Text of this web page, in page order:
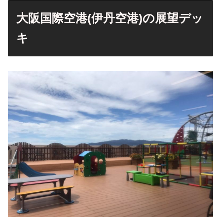
大阪国際空港(伊丹空港)の展望デッ
キ